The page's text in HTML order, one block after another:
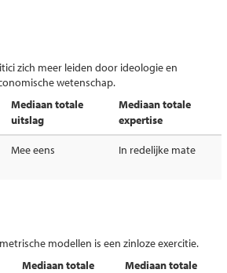
zich meer leiden door ideologie en
wetenschap.
Mediaan totale
uitslag
Mediaan totale
expertise
Mee eens In redelijke mate
modellen is een zinloze exercitie.
Mediaan totale
Mediaan totale